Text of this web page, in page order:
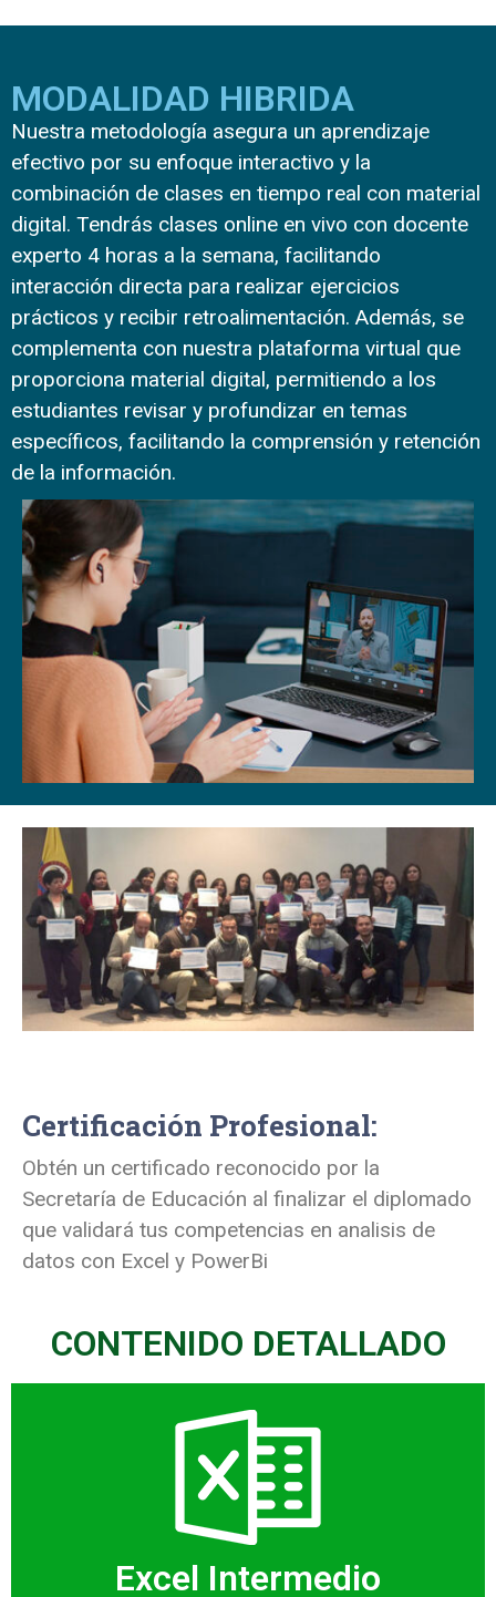
MODALIDAD HIBRIDA
Nuestra metodología asegura un aprendizaje
efectivo por su enfoque interactivo y la
combinación de clases en tiempo real con material
digital. Tendrás clases online en vivo con docente
experto 4 horas a la semana, facilitando
interacción directa para realizar ejercicios
prácticos y recibir retroalimentación. Además, se
complementa con nuestra plataforma virtual que
proporciona material digital, permitiendo a los
estudiantes revisar y profundizar en temas
específicos, facilitando la comprensión y retención
de la información.
Certificación Profesional:
Obtén un certificado reconocido por la
Secretaría de Educación al finalizar el diplomado
que validará tus competencias en analisis de
datos con Excel y PowerBi
CONTENIDO DETALLADO
Excel Intermedio